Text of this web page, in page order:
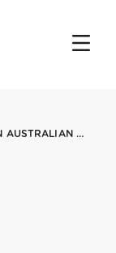
EUROPEAN TOUR MIN AUSTRALIAN PGA CHAMPIONSHIP 03122017 GOLD COAST